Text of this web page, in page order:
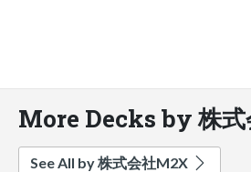
More Decks by 株
See All by 株式会社M2X